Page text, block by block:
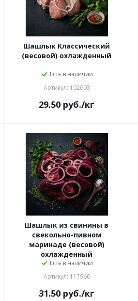
Шашлык Классический
(весовой) охлажденный
Есть в наличии
Артикул: 102603
29.50 руб./кг
Шашлык из свинины в
свекольно-пивном
маринаде (весовой)
охлажденный
Есть в наличии
Артикул: 117960
31.50 руб./кг